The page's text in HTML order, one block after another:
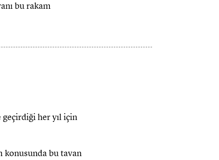
bu rakam
geçirdiği her yıl için
konusunda bu tavan